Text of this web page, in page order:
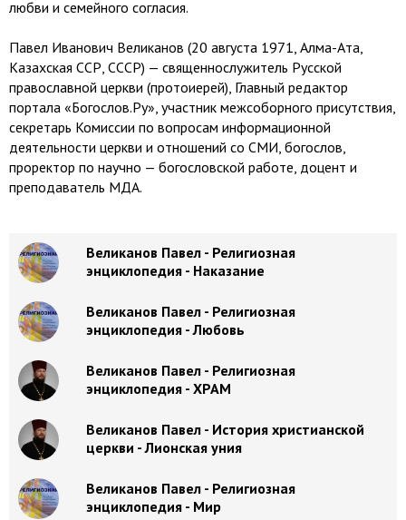
любви и семейного согласия.
Павел Иванович Великанов (20 августа 1971, Алма-Ата,
Казахская ССР, СССР) — священнослужитель Русской
православной церкви (протоиерей), Главный редактор
портала «Богослов.Ру», участник межсоборного присутствия,
секретарь Комиссии по вопросам информационной
деятельности церкви и отношений со СМИ, богослов,
проректор по научно — богословской работе, доцент и
преподаватель МДА.
Великанов Павел - Религиозная
энциклопедия - Наказание
Великанов Павел - Религиозная
энциклопедия - Любовь
Великанов Павел - Религиозная
энциклопедия - ХРАМ
Великанов Павел - История христианской
церкви - Лионская уния
Великанов Павел - Религиозная
энциклопедия - Мир